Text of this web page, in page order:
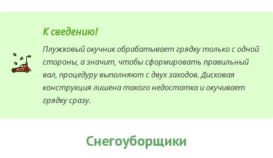
К сведению!
Плужковый окучник обрабатывает грядку только с одной
стороны, а значит, чтобы сформировать правильный
вал, процедуру выполняют с двух заходов. Дисковая
конструкция лишена такого недостатка и окучивает
грядку сразу.
Снегоуборщики